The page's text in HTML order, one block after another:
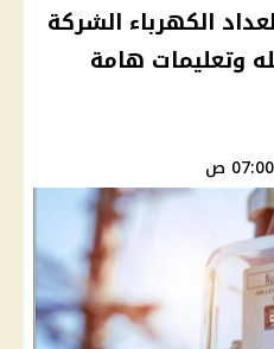
الكهرباء الشركة
عاجله وتعليمات هامة